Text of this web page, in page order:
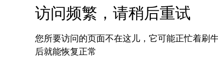
访问频繁，请稍后重试
您所要访问的页面不在这儿，它可能正忙着刷
后就能恢复正常